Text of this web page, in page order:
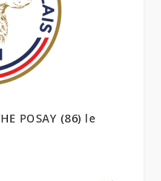
POSAY (86) le